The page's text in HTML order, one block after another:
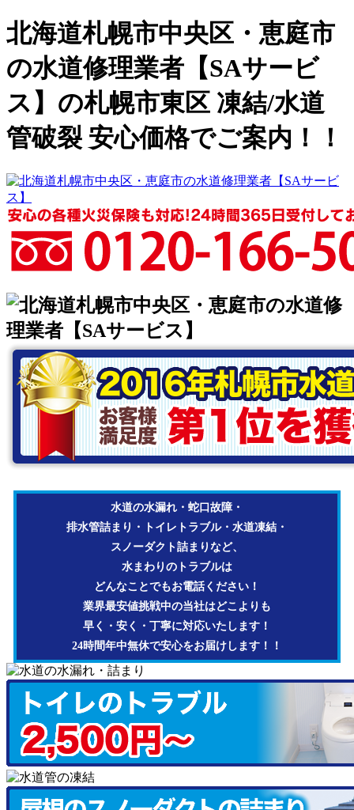
北海道札幌市中央区・恵庭市
の水道修理業者【SAサービ
ス】の札幌市東区 凍結/水道
管破裂 安心価格でご案内！！
水道の水漏れ・蛇口故障・
排水管詰まり・トイレトラブル・水道凍結・
スノーダクト詰まりなど、
水まわりのトラブルは
どんなことでもお電話ください！
業界最安値挑戦中の当社はどこよりも
早く・安く・丁寧に対応いたします！
24時間年中無休で安心をお届けします！！